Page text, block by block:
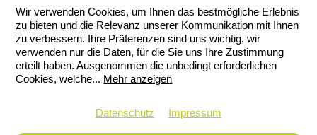
Filmverleiher und Securitas sicherzustellen.
Wir verwenden Cookies, um Ihnen das bestmögliche Erlebnis
zu bieten und die Relevanz unserer Kommunikation mit Ihnen
zu verbessern. Ihre Präferenzen sind uns wichtig, wir
verwenden nur die Daten, für die Sie uns Ihre Zustimmung
erteilt haben. Ausgenommen die unbedingt erforderlichen
Cookies, welche... Mehr anzeigen
Datenschutz Impressum